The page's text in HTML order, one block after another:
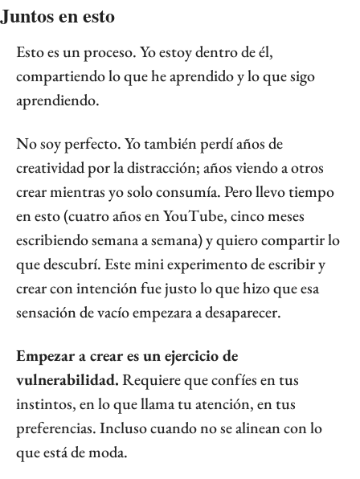
Juntos en esto
Esto es un proceso. Yo estoy dentro de él,
compartiendo lo que he aprendido y lo que sigo
aprendiendo.
No soy perfecto. Yo también perdí años de
creatividad por la distracción; años viendo a otros
crear mientras yo solo consumía. Pero llevo tiempo
en esto (cuatro años en YouTube, cinco meses
escribiendo semana a semana) y quiero compartir lo
que descubrí. Este mini experimento de escribir y
crear con intención fue justo lo que hizo que esa
sensación de vacío empezara a desaparecer.
Empezar a crear es un ejercicio de
vulnerabilidad. Requiere que confíes en tus
instintos, en lo que llama tu atención, en tus
preferencias. Incluso cuando no se alinean con lo
que está de moda.